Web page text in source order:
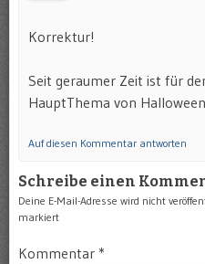
Korrektur!
Seit geraumer Zeit ist für
HauptThema von
Auf diesen Kommentar antworten
Schreibe einen
Deine E-Mail-Adresse wird nicht
markiert
Kommentar *